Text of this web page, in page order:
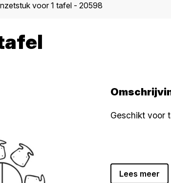
voor 1 tafel - 20598
Geschikt voor
Lees meer